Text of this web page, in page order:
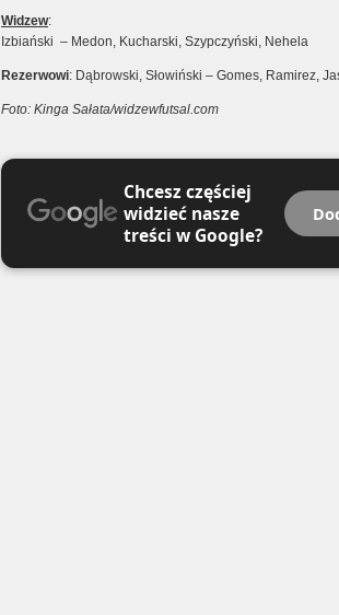
Widzew:
Izbiański – Medon, Kucharski, Szypczyński, Nehela
Rezerwowi: Dąbrowski, Słowiński – Gomes, Ramirez,
Foto: Kinga Sałata/widzewfutsal.com
Chcesz częściej
widzieć nasze
treści w Google?